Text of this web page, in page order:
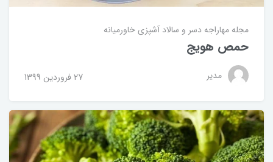
مجله مهاراجه دسر و سالادآشپزی خاورمیانه
حمص هویج
مدیر 27 فروردین 1399